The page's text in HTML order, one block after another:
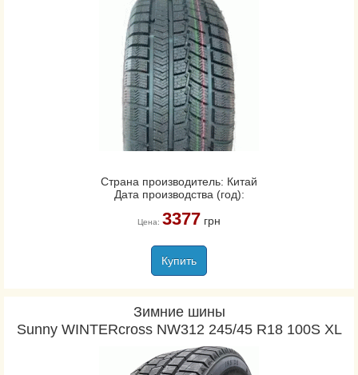
Страна производитель: Китай
Дата производства (год):
Цена: 3377грн
Купить
Зимние шины
Sunny WINTERcross NW312 245/45 R18 100S XL